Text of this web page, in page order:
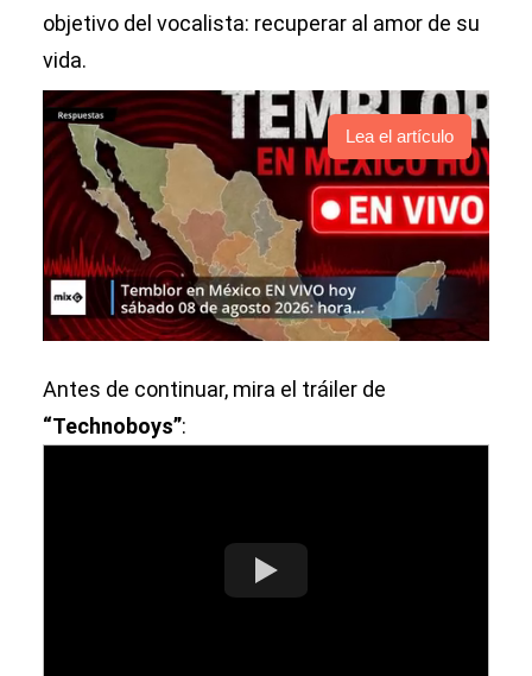
objetivo del vocalista: recuperar al amor de su
vida.
Lea el artículo
Antes de continuar, mira el tráiler de
“Technoboys”: